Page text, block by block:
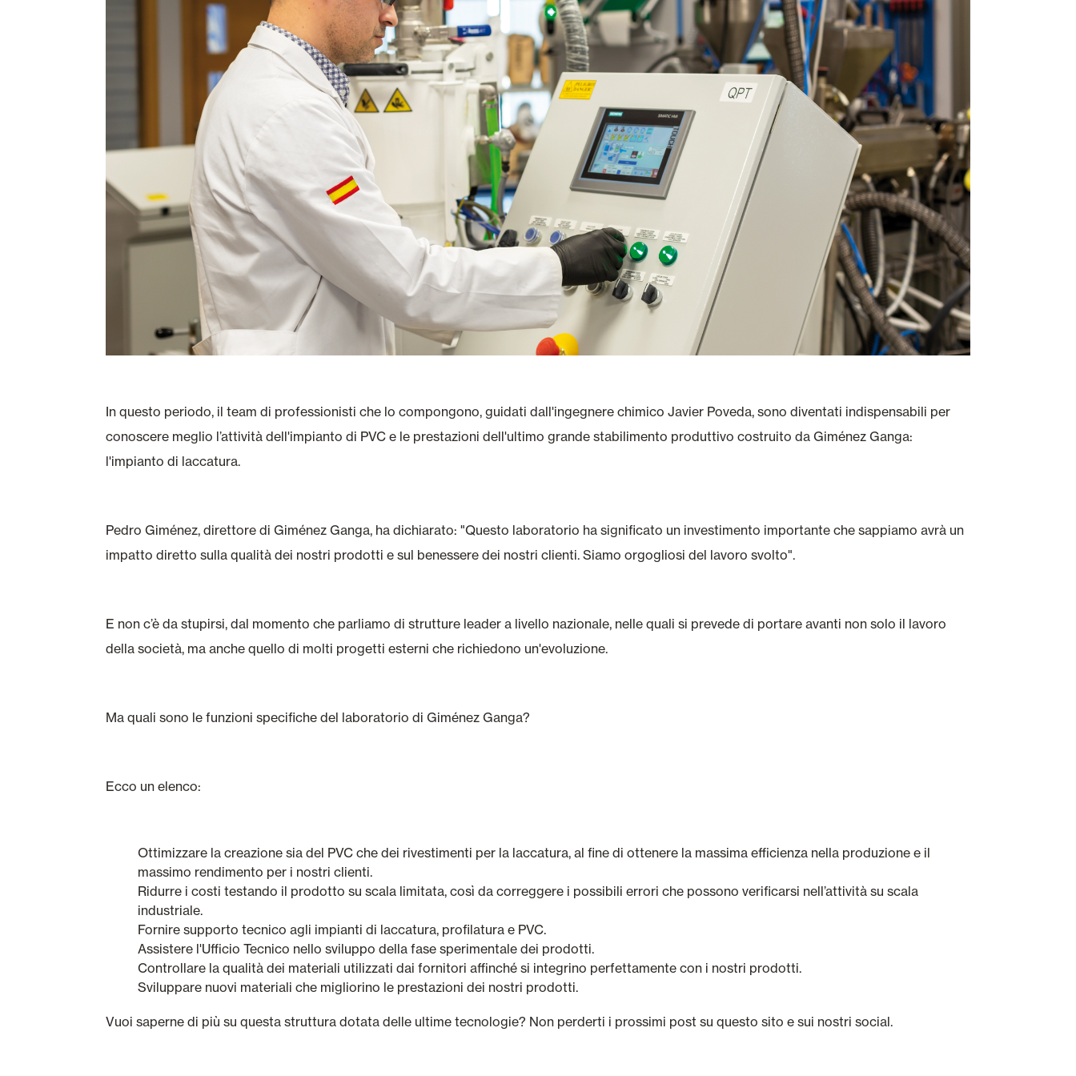
In questo periodo, il team di professionisti che lo compongono, guidati dall'ingegnere chimico Javier Poveda, sono diventati indispensabili per
conoscere meglio l’attività dell'impianto di PVC e le prestazioni dell'ultimo grande stabilimento produttivo costruito da Giménez Ganga:
l'impianto di laccatura.
Pedro Giménez, direttore di Giménez Ganga, ha dichiarato: "Questo laboratorio ha significato un investimento importante che sappiamo avrà un
impatto diretto sulla qualità dei nostri prodotti e sul benessere dei nostri clienti. Siamo orgogliosi del lavoro svolto".
E non c’è da stupirsi, dal momento che parliamo di strutture leader a livello nazionale, nelle quali si prevede di portare avanti non solo il lavoro
della società, ma anche quello di molti progetti esterni che richiedono un'evoluzione.
Ma quali sono le funzioni specifiche del laboratorio di Giménez Ganga?
Ecco un elenco:
Ottimizzare la creazione sia del PVC che dei rivestimenti per la laccatura, al fine di ottenere la massima efficienza nella produzione e il
massimo rendimento per i nostri clienti.
Ridurre i costi testando il prodotto su scala limitata, così da correggere i possibili errori che possono verificarsi nell’attività su scala
industriale.
Fornire supporto tecnico agli impianti di laccatura, profilatura e PVC.
Assistere l'Ufficio Tecnico nello sviluppo della fase sperimentale dei prodotti.
Controllare la qualità dei materiali utilizzati dai fornitori affinché si integrino perfettamente con i nostri prodotti.
Sviluppare nuovi materiali che migliorino le prestazioni dei nostri prodotti.
Vuoi saperne di più su questa struttura dotata delle ultime tecnologie? Non perderti i prossimi post su questo sito e sui nostri social.